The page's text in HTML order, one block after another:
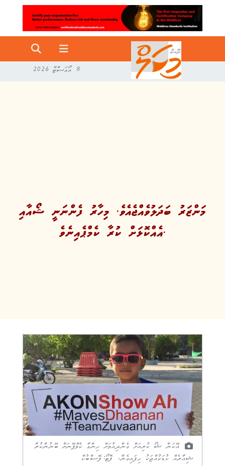
8 އޯގަސްޓް 2026
މަންޒަރު ބަދަލުވެއްޖެއެވެ. މިހާރު ފެންނަނީ ޝޯއާއި
އެއްކޮޅަށް ކުރާ ކެމްޕެއިނެވެ.
އޭކަން ޝޯ ކުރިއަށް ގެންދިއުމަށް ހިންގާ ކެމްޕޭނަށް ބޭނުންކުރާ
ޝިއާރެއް ކުޑަކުއްޖަކު ހިފައިގެން. ފޮޓޯ:ފޭސްބުކް